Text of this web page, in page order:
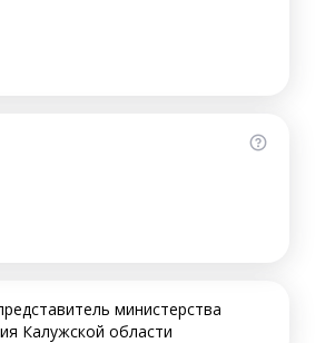
министерства
Калужской области